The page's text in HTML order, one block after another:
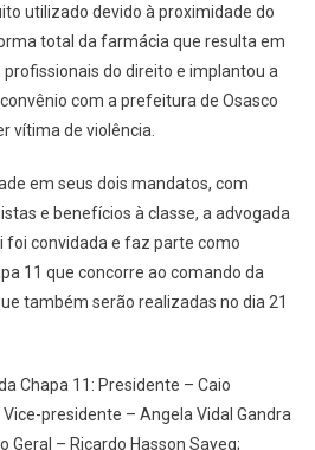
utilizado devido à proximidade do
total da farmácia que resulta em
do direito e implantou a
com a prefeitura de Osasco
vítima de violência.
em seus dois mandatos, com
e benefícios à classe, a advogada
foi convidada e faz parte como
11 que concorre ao comando da
também serão realizadas no dia 21
Chapa 11: Presidente – Caio
presidente – Angela Vidal Gandra
Geral – Ricardo Hasson Sayeg;